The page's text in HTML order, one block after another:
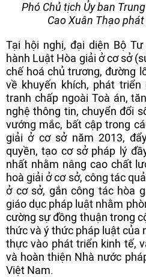
Phó Chủ tịch Ủy ban
Cao Xuân Thạo
Tại hội nghị, đại diện Bộ
hành Luật Hòa giải ở cơ sở
chế hoá chủ trương, đường
về khuyến khích, phát
tranh chấp ngoài Toà án,
nghệ thông tin, chuyển đổi
vướng mắc, bất cập trong
giải ở cơ sở năm 2013,
quyền, tạo cơ sở pháp lý
nhất nhằm nâng cao chất
hoà giải ở cơ sở, công tác
ở cơ sở, gắn công tác hòa
giáo dục pháp luật nhằm
cường sự đồng thuận trong
thức và ý thức pháp luật của
thực vào phát triển kinh tế,
và hoàn thiện Nhà nước
Việt Nam.